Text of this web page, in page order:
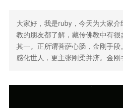
大家好，我是ruby，今天为大家
教的朋友都了解，藏传佛教中有
其一。正所谓菩萨心肠，金刚手
感化世人，更主张刚柔并济。金刚